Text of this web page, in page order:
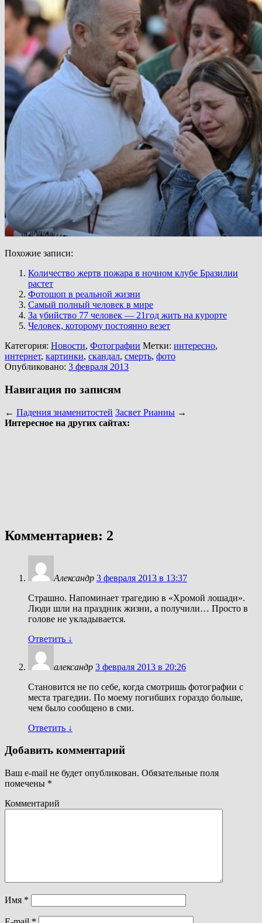
Похожие записи:
Количество жертв пожара в ночном клубе Бразилии
растет
Фотошоп в реальной жизни
Самый полный человек в мире
За убийство 77 человек — 21год жить на курорте
Человек, которому постоянно везет
Категория: Новости, Фотографии Метки: интересно,
интернет, картинки, скандал, смерть, фото
Опубликовано: 3 февраля 2013
Навигация по записям
← Падения знаменитостей Засвет Рианны →
Интересное на других сайтах:
Комментариев: 2
Александр 3 февраля 2013 в 13:37
Страшно. Напоминает трагедию в «Хромой лошади».
Люди шли на праздник жизни, а получили… Просто в
голове не укладывается.
Ответить ↓
александр 3 февраля 2013 в 20:26
Становится не по себе, когда смотришь фотографии с
места трагедии. По моему погибших гораздо больше,
чем было сообщено в сми.
Ответить ↓
Добавить комментарий
Ваш e-mail не будет опубликован. Обязательные поля
помечены *
Комментарий
Имя *